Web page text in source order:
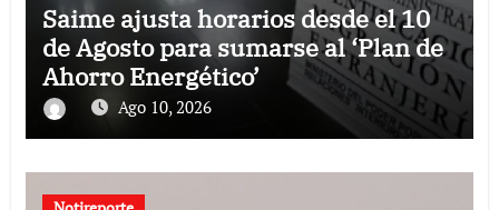
Saime ajusta horarios desde el 10
de Agosto para sumarse al ‘Plan de
Ahorro Energético’
Ago 10, 2026